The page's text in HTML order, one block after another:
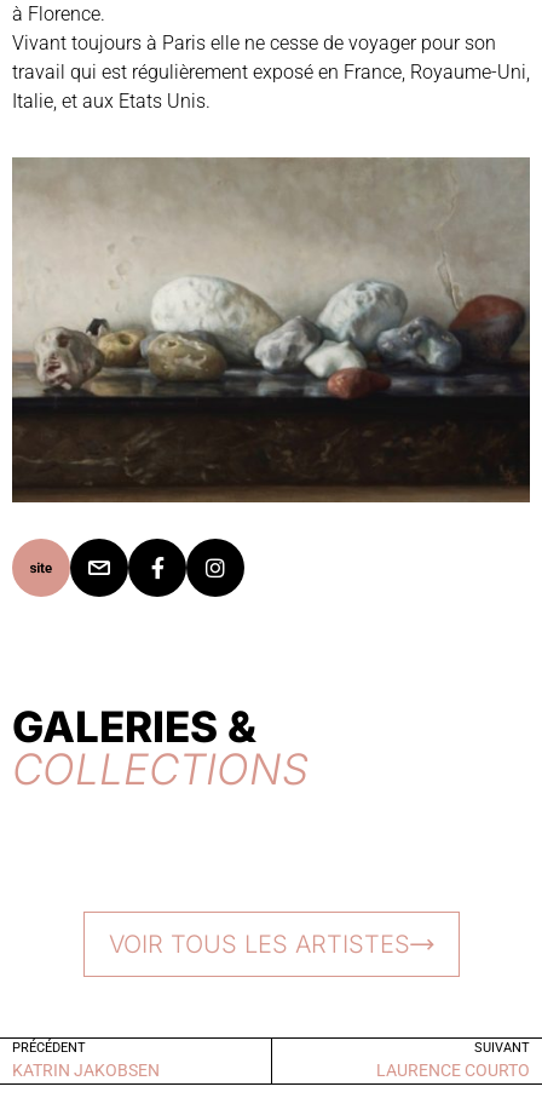
à Florence.
Vivant toujours à Paris elle ne cesse de voyager pour son
travail qui est régulièrement exposé en France, Royaume-Uni,
Italie, et aux Etats Unis.
GALERIES &
COLLECTIONS
VOIR TOUS LES ARTISTES
PRÉCÉDENT
KATRIN JAKOBSEN
SUIVANT
LAURENCE COURTO